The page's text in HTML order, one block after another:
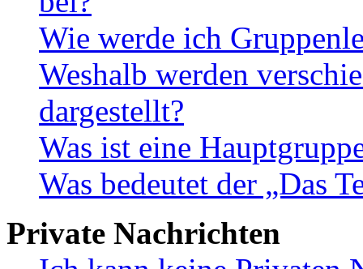
Wie werde ich
Weshalb werden
dargestellt?
Was ist eine
Was bedeutet der „Das
Private Nachrichten